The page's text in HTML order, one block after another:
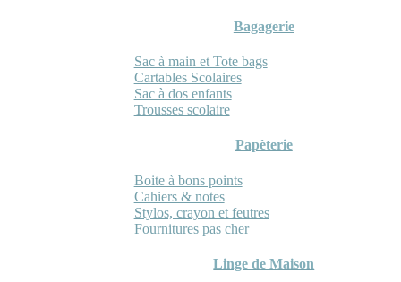
Bagagerie
Sac à main et Tote bags
Cartables Scolaires
Sac à dos enfants
Trousses scolaire
Papèterie
Boite à bons points
Cahiers & notes
Stylos, crayon et feutres
Fournitures pas cher
Linge de Maison